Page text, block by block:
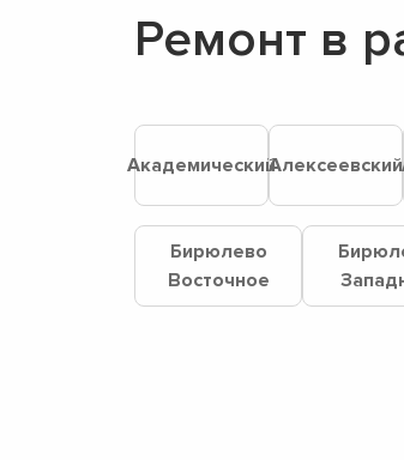
Ремонт в
АкадемическийАлексеевский
Бирюлево
Восточное